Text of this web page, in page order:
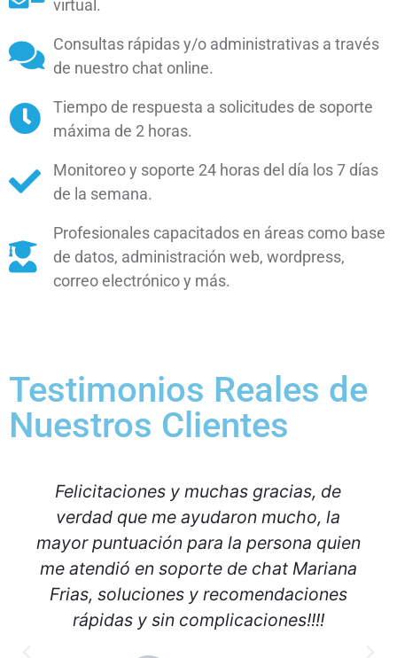
virtual.
Consultas rápidas y/o administrativas a través
de nuestro chat online.
Tiempo de respuesta a solicitudes de soporte
máxima de 2 horas.
Monitoreo y soporte 24 horas del día los 7 días
de la semana.
Profesionales capacitados en áreas como base
de datos, administración web, wordpress,
correo electrónico y más.
Testimonios Reales de
Nuestros Clientes
Felicitaciones y muchas gracias, de
verdad que me ayudaron mucho, la
mayor puntuación para la persona quien
me atendió en soporte de chat Mariana
Frias, soluciones y recomendaciones
rápidas y sin complicaciones!!!!